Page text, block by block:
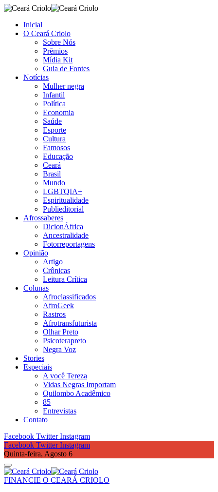
Inicial
O Ceará Criolo
Sobre Nós
Prêmios
Mídia Kit
Guia de Fontes
Notícias
Mulher negra
Infantil
Política
Economia
Saúde
Esporte
Cultura
Famosos
Educação
Ceará
Brasil
Mundo
LGBTQIA+
Espiritualidade
Publieditorial
Afrossaberes
DicionÁfrica
Ancestralidade
Fotorreportagens
Opinião
Artigo
Crônicas
Leitura Crítica
Colunas
Afroclassificados
AfroGeek
Rastros
Afrotransfuturista
Olhar Preto
Psicoterapreto
Negra Voz
Stories
Especiais
A você Tereza
Vidas Negras Importam
Quilombo Acadêmico
85
Entrevistas
Contato
Facebook Twitter Instagram
Facebook Twitter Instagram
Quinta-feira, Agosto 6
FINANCIE O CEARÁ CRIOLO